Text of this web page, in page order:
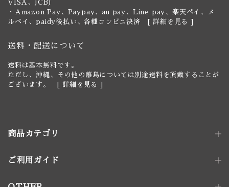
VISA、JCB)
・Amazon Pay、Paypay、au pay、Line pay、楽天ペイ、メ
ルペイ、paidy後払い、各種コンビニ決済 [ 詳細を見る ]
送料・配送について
送料は基本無料です。
ただし、沖縄、その他の離島については別途送料を頂戴することが
ございます。 [ 詳細を見る ]
商品カテゴリ
照明器具
ご利用ガイド